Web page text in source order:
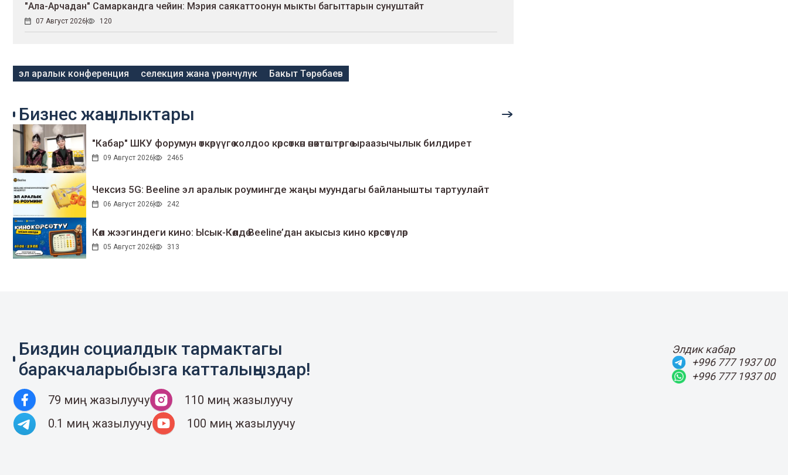
"Ала-Арчадан" Самаркандга чейин: Мэрия саякаттоонун мыкты багыттарын сунуштайт
07 Август 2026 120
эл аралык конференция селекция жана үрөнчүлүк Бакыт Төрөбаев
Бизнес жаңылыктары
"Кабар" ШКУ форумун өткөрүүгө колдоо көрсөткөн өнөктөштөргө ыраазычылык билдирет
09 Август 2026 2465
Чексиз 5G: Beeline эл аралык роумингде жаңы муундагы байланышты тартуулайт
06 Август 2026 242
Көл жээгиндеги кино: Ысык-Көлдө Beeline’дан акысыз кино көрсөтүлөр
05 Август 2026 313
Биздин социалдык тармактагы
баракчаларыбызга катталыңыздар!
79 миң жазылуучу
110 миң жазылуучу
0.1 миң жазылуучу
100 миң жазылуучу
Элдик кабар
+996 777 1937 00
+996 777 1937 00